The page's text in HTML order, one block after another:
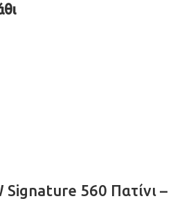
Signature 560 Πατίνι –